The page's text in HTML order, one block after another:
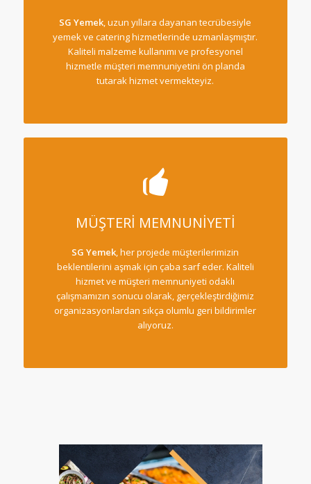
SG Yemek, uzun yıllara dayanan tecrübesiyle
yemek ve catering hizmetlerinde uzmanlaşmıştır.
Kaliteli malzeme kullanımı ve profesyonel
hizmetle müşteri memnuniyetini ön planda
tutarak hizmet vermekteyiz.
MÜŞTERİ MEMNUNİYETİ
SG Yemek, her projede müşterilerimizin
beklentilerini aşmak için çaba sarf eder. Kaliteli
hizmet ve müşteri memnuniyeti odaklı
çalışmamızın sonucu olarak, gerçekleştirdiğimiz
organizasyonlardan sıkça olumlu geri bildirimler
alıyoruz.